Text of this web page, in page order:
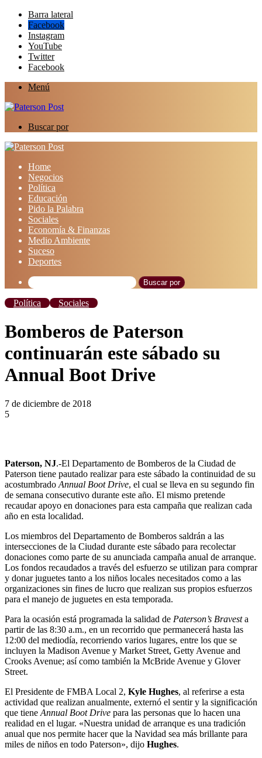
Barra lateral
Facebook
Instagram
YouTube
Twitter
Facebook
Menú
Buscar por
Home
Negocios
Política
Educación
Pido la Palabra
Sociales
Economía & Finanzas
Medio Ambiente
Suceso
Deportes
Buscar por
Política Sociales
Bomberos de Paterson
continuarán este sábado su
Annual Boot Drive
7 de diciembre de 2018
5
Paterson, NJ.-El Departamento de Bomberos de la Ciudad de
Paterson tiene pautado realizar para este sábado la continuidad de su
acostumbrado Annual Boot Drive, el cual se lleva en su segundo fin
de semana consecutivo durante este año. El mismo pretende
recaudar apoyo en donaciones para esta campaña que realizan cada
año en esta localidad.
Los miembros del Departamento de Bomberos saldrán a las
intersecciones de la Ciudad durante este sábado para recolectar
donaciones como parte de su anunciada campaña anual de arranque.
Los fondos recaudados a través del esfuerzo se utilizan para comprar
y donar juguetes tanto a los niños locales necesitados como a las
organizaciones sin fines de lucro que realizan sus propios esfuerzos
para el manejo de juguetes en esta temporada.
Para la ocasión está programada la salidad de Paterson’s Bravesta
partir de las 8:30 a.m., en un recorrido que permanecerá hasta las
12:00 del mediodía, recorriendo varios lugares, entre los que se
incluyen la Madison Avenue y Market Street, Getty Avenue and
Crooks Avenue; así como también la McBride Avenue y Glover
Street.
El Presidente de FMBA Local 2, Kyle Hughes, al referirse a esta
actividad que realizan anualmente, externó el sentir y la significación
que tiene Annual Boot Drive para las personas que lo hacen una
realidad en el lugar. «Nuestra unidad de arranque es una tradición
anual que nos permite hacer que la Navidad sea más brillante para
miles de niños en todo Paterson», dijo Hughes.